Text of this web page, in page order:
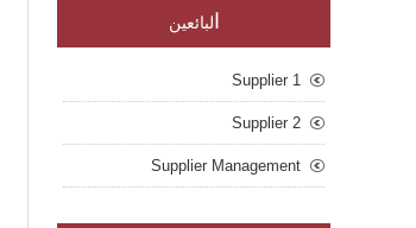
لبائعين
Supplier 1
Supplier 2
Supplier Management